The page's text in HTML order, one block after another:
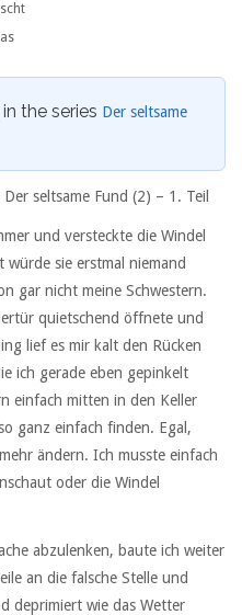
the series Der seltsame
seltsame Fund (2) – 1. Teil
und versteckte die Windel
sie erstmal niemand
gar nicht meine Schwestern.
quietschend öffnete und
lief es mir kalt den Rücken
ich gerade eben gepinkelt
einfach mitten in den Keller
ganz einfach finden. Egal,
ändern. Ich musste einfach
oder die Windel
abzulenken, baute ich weiter
an die falsche Stelle und
deprimiert wie das Wetter